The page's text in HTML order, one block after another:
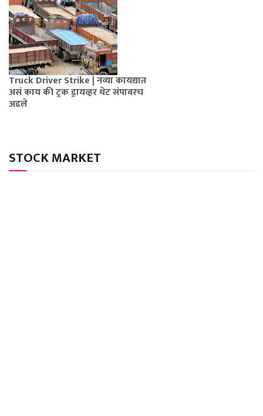
Truck Driver Strike | नव्या कायद्यात
असं काय की ट्रक ड्रायव्हर थेट संपावरच
अडले
STOCK MARKET